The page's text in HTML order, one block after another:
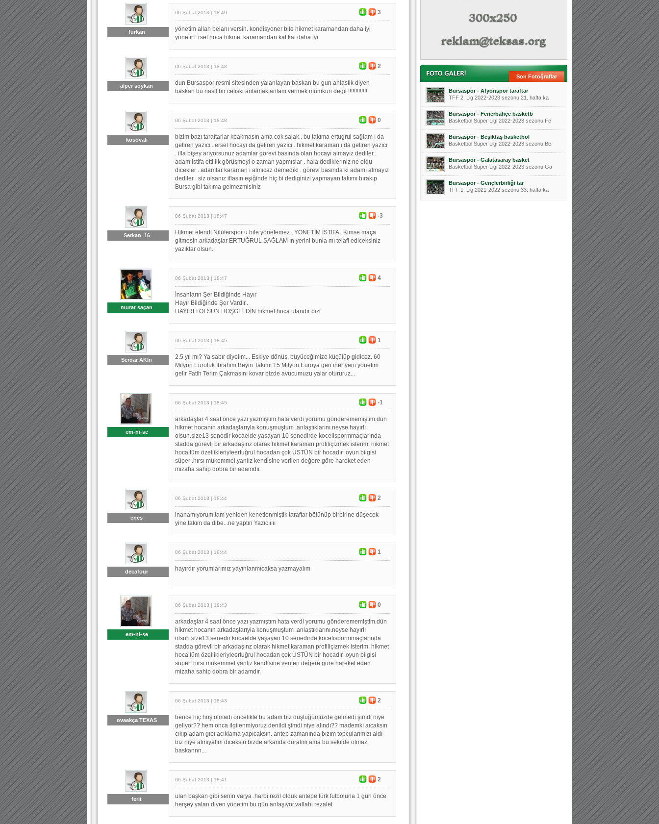
furkan
06 Şubat 2013 | 18:49 3
yönetim allah belanı versin. kondisyoner bile hikmet karamandan daha iyi
yönetir.Ersel hoca hikmet karamandan kat kat daha iyi
alper soykan
06 Şubat 2013 | 18:48 2
dun Bursaspor resmi sitesinden yalanlayan baskan bu gun anlastik diyen
baskan bu nasil bir celiski anlamak anlam vermek mumkun degil !!!!!!!!!!!!!
kosovalı
06 Şubat 2013 | 18:48 0
bizim bazı taraftarlar kbakmasın ama cok salak.. bu takıma ertugrul sağlam ı da
getiren yazıcı . ersel hocayı da getiren yazıcı . hikmet karaman ı da getiren yazıcı
. illa bişey arıyorsunuz adamlar görevi basında olan hocayı almayız dediler .
adam istifa etti ilk görüşmeyi o zaman yapmıslar . hala dedikleriniz ne oldu
dicekler . adamlar karaman ı almıcaz demediki . görevi basında ki adamı almayız
dediler . siz olsanız iflasın eşiğinde hiç bi dediginizi yapmayan takımı bırakıp
Bursa gibi takıma gelmezmisiniz
Serkan_16
06 Şubat 2013 | 18:47 -3
Hikmet efendi Nilüferspor u bile yönetemez , YÖNETİM İSTİFA , Kimse maça
gitmesin arkadaşlar ERTUĞRUL SAĞLAM ın yerini bunla mı telafi ediceksiniz
yazıklar olsun.
murat saçan
06 Şubat 2013 | 18:47 4
İnsanların Şer Bildiğinde Hayır
Hayır Bildiğinde Şer Vardır..
HAYIRLI OLSUN HOŞGELDİN hikmet hoca utandır bizi
Serdar AKIn
06 Şubat 2013 | 18:45 1
2.5 yıl mı? Ya sabır diyelim... Eskiye dönüş, büyüceğimize küçülüp gidicez. 60
Milyon Euroluk İbrahim Beyin Takımı 15 Milyon Euroya geri iner yeni yönetim
gelir Fatih Terim Çakmasını kovar bizde avucumuzu yalar otururuz...
em-ni-se
06 Şubat 2013 | 18:45 -1
arkadaşlar 4 saat önce yazı yazmıştım hata verdi yorumu gönderememiştim.dün
hikmet hocanın arkadaşlarıyla konuşmuştum .anlaştıklarını.neyse hayırlı
olsun.size13 senedir kocaelde yaşayan 10 senedirde kocelispormmaçlarında
stadda görevli bir arkadaşınz olarak hikmet karaman profiliçizmek isterim. hikmet
hoca tüm özellikleriyleertuğrul hocadan çok ÜSTÜN bir hocadır .oyun bilgisi
süper .hırsı mükemmel.yanlız kendisine verilen değere göre hareket eden
mizaha sahip dobra bir adamdır.
enes
06 Şubat 2013 | 18:44 2
inanamıyorum.tam yeniden kenetlenmiştik taraftar bölünüp birbirine düşecek
yine,takım da dibe...ne yaptın Yazıcııııı
decafour
06 Şubat 2013 | 18:44 1
hayırdır yorumlarımız yayınlanmıcaksa yazmayalım
em-ni-se
06 Şubat 2013 | 18:43 0
arkadaşlar 4 saat önce yazı yazmıştım hata verdi yorumu gönderememiştim.dün
hikmet hocanın arkadaşlarıyla konuşmuştum .anlaştıklarını.neyse hayırlı
olsun.size13 senedir kocaelde yaşayan 10 senedirde kocelispormmaçlarında
stadda görevli bir arkadaşınz olarak hikmet karaman profiliçizmek isterim. hikmet
hoca tüm özellikleriyleertuğrul hocadan çok ÜSTÜN bir hocadır .oyun bilgisi
süper .hırsı mükemmel.yanlız kendisine verilen değere göre hareket eden
mizaha sahip dobra bir adamdır.
ovaakça TEXAS
06 Şubat 2013 | 18:43 2
bence hiç hoş olmadı öncelıkle bu adam biz düştüğümüzde gelmedi şimdi niye
geliyor?? hem onca ilgilenmiyoruz denildi şimdi niye alındı?? mademkı aıcaksın
cıkıp adam gıbı acıklama yapıcaksın. antep zamanında bızım topcularımızı aldı
bız nıye almıyalım dıceksın bızde arkanda duralım ama bu sekılde olmaz
baskannn...
ferit
06 Şubat 2013 | 18:41 2
ulan başkan gibi senin varya .harbi rezil olduk antepe türk futboluna 1 gün önce
herşey yalan diyen yönetim bu gün anlaşıyor.vallahi rezalet
Son Fotoğraflar
Bursaspor - Afyonspor taraftar
TFF 2. Lig 2022-2023 sezonu 21. hafta ka
Bursaspor - Fenerbahçe basketb
Basketbol Süper Ligi 2022-2023 sezonu Fe
Bursaspor - Beşiktaş basketbol
Basketbol Süper Ligi 2022-2023 sezonu Be
Bursaspor - Galatasaray basket
Basketbol Süper Ligi 2022-2023 sezonu Ga
Bursaspor - Gençlerbirliği tar
TFF 1. Lig 2021-2022 sezonu 33. hafta ka